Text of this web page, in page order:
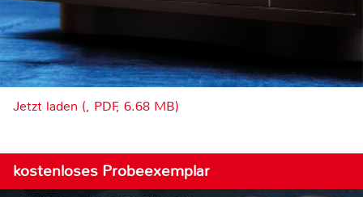
Jetzt laden (, PDF, 6.68 MB)
kostenloses Probeexemplar